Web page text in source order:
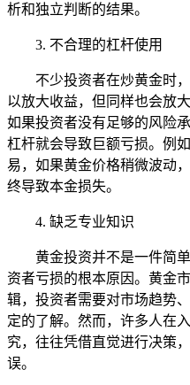
析和独立判断的结果。
3. 不合理的杠杆使用
不少投资者在炒黄金时
以放大收益，但同样也会放
如果投资者没有足够的风险
杠杆就会导致巨额亏损。例
易，如果黄金价格稍微波动
终导致本金损失。
4. 缺乏专业知识
黄金投资并不是一件简
资者亏损的根本原因。黄金
辑，投资者需要对市场趋势
定的了解。然而，许多人在
究，往往凭借直觉进行决策
误。